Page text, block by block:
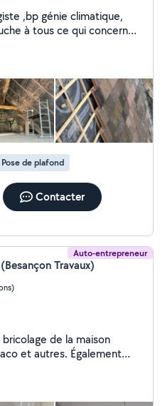
,bp génie climatique,
à tous ce qui concerne
dans le bâtiment,je
n avez pas les outils qu'il
emprunter louer ou trouver
à votre disposition proche
Pose de plafond
Contacter
Auto-entrepreneur
Travaux)
de la maison
et autres. Également